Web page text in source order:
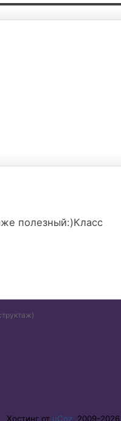
полезный:)Класс
Хостинг от uCoz. 2009-2026